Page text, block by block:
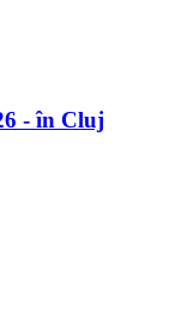
- în Cluj